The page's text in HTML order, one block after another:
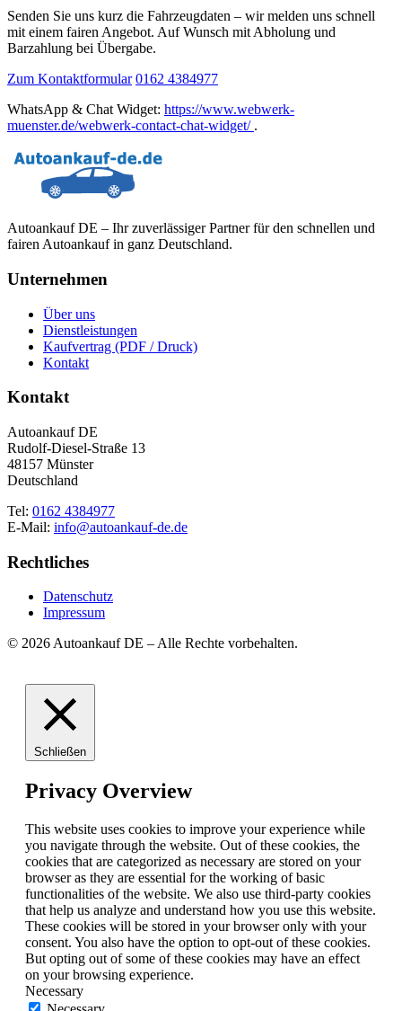
Senden Sie uns kurz die Fahrzeugdaten – wir melden uns schnell
mit einem fairen Angebot. Auf Wunsch mit Abholung und
Barzahlung bei Übergabe.
Zum Kontaktformular 0162 4384977
WhatsApp & Chat Widget: https://www.webwerk-
muenster.de/webwerk-contact-chat-widget/ .
Autoankauf DE – Ihr zuverlässiger Partner für den schnellen und
fairen Autoankauf in ganz Deutschland.
Unternehmen
Über uns
Dienstleistungen
Kaufvertrag (PDF / Druck)
Kontakt
Kontakt
Autoankauf DE
Rudolf-Diesel-Straße 13
48157 Münster
Deutschland
Tel: 0162 4384977
E-Mail: info@autoankauf-de.de
Rechtliches
Datenschutz
Impressum
© 2026 Autoankauf DE – Alle Rechte vorbehalten.
Schließen
Privacy Overview
This website uses cookies to improve your experience while
you navigate through the website. Out of these cookies, the
cookies that are categorized as necessary are stored on your
browser as they are essential for the working of basic
functionalities of the website. We also use third-party cookies
that help us analyze and understand how you use this website.
These cookies will be stored in your browser only with your
consent. You also have the option to opt-out of these cookies.
But opting out of some of these cookies may have an effect
on your browsing experience.
Necessary